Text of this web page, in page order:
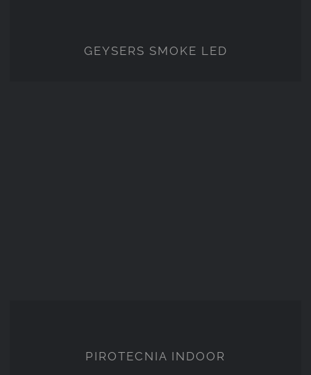
GEYSERS SMOKE LED
PIROTECNIA INDOOR